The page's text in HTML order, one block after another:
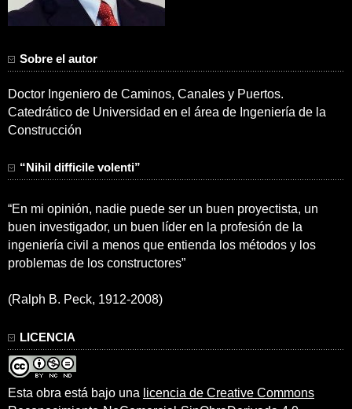
Sobre el autor
Doctor Ingeniero de Caminos, Canales y Puertos.
Catedrático de Universidad en el área de Ingeniería de la
Construcción
“Nihil difficile volenti”
“En mi opinión, nadie puede ser un buen proyectista, un
buen investigador, un buen líder en la profesión de la
ingeniería civil a menos que entienda los métodos y los
problemas de los constructores”
(Ralph B. Peck, 1912-2008)
LICENCIA
Esta obra está bajo una licencia de Creative Commons